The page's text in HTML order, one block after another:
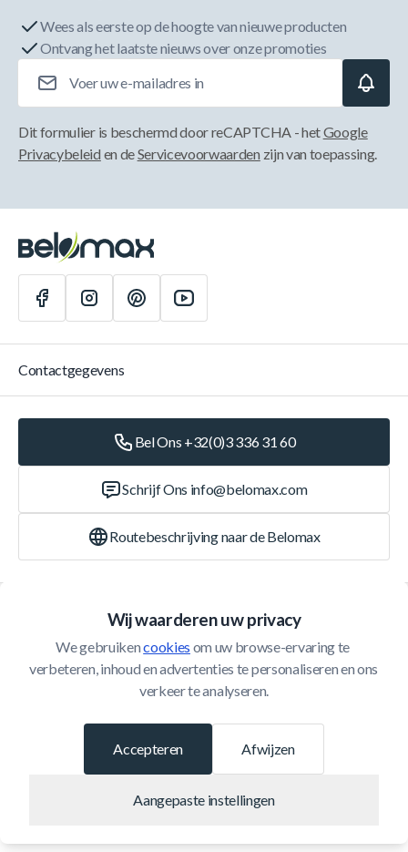
Wij waarderen uw privacy
We gebruiken cookies om uw browse-ervaring te
verbeteren, inhoud en advertenties te personaliseren en ons
verkeer te analyseren.
Afwijzen
Aangepaste instellingen
Accepteren
Wees als eerste op de hoogte van nieuwe producten
Ontvang het laatste nieuws over onze promoties
Dit formulier is beschermd door reCAPTCHA - hetGoogle
Privacybeleid en deServicevoorwaarden zijn van toepassing.
Klantenservice
Contactgegevens
Bel Ons +32(0)3 336 31 60
Schrijf Ons info@belomax.com
Routebeschrijving naar de Belomax